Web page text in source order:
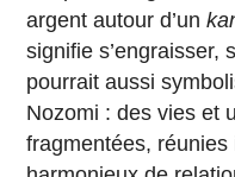
argent autour d’un
signifie s’engraisser,
pourrait aussi
Nozomi : des vies et
fragmentées,